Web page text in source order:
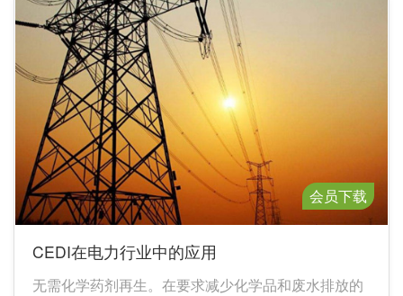
的 20 倍。当浓水中 CaCO3 浓度高于一定值后就会形
成沉淀，最终需要通过清洗除去。
会员下载
CEDI在电力行业中的应用
无需化学药剂再生。在要求减少化学品和废水排放的